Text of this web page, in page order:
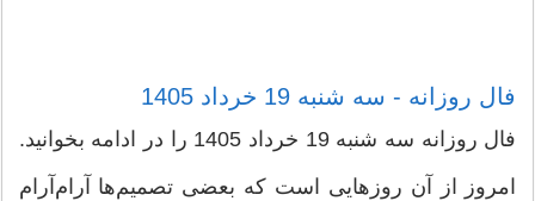
فال روزانه - سه شنبه 19 خرداد 1405
فال روزانه سه شنبه 19 خرداد 1405 را در ادامه بخوانید.
امروز از آن روزهایی است که بعضی تصمیم‌ها آرام‌آرام